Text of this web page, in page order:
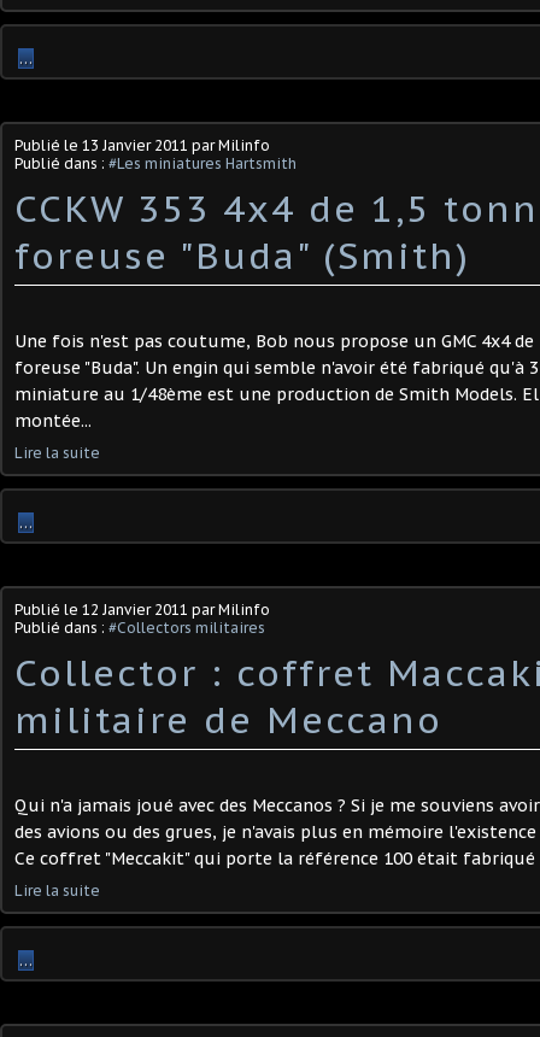
…
Publié le 13 Janvier 2011 par Milinfo
Publié dans : #Les miniatures Hartsmith
CCKW 353 4x4 de 1,5
foreuse "Buda" (Smith)
Une fois n'est pas coutume, Bob nous propose un GMC 4x4
foreuse "Buda". Un engin qui semble n'avoir été fabriqué qu'à
miniature au 1/48ème est une production de Smith Models.
montée...
Lire la suite
…
Publié le 12 Janvier 2011 par Milinfo
Publié dans : #Collectors militaires
Collector : coffret
militaire de Meccano
Qui n'a jamais joué avec des Meccanos ? Si je me souviens
des avions ou des grues, je n'avais plus en mémoire
Ce coffret "Meccakit" qui porte la référence 100 était
Lire la suite
…